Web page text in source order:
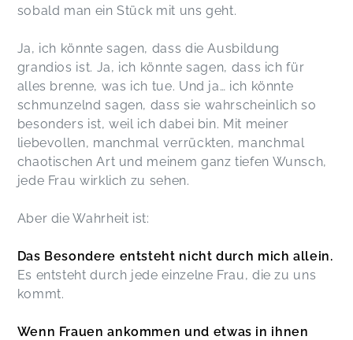
sobald man ein Stück mit uns geht.
Ja, ich könnte sagen, dass die Ausbildung
grandios ist. Ja, ich könnte sagen, dass ich für
alles brenne, was ich tue. Und ja… ich könnte
schmunzelnd sagen, dass sie wahrscheinlich so
besonders ist, weil ich dabei bin. Mit meiner
liebevollen, manchmal verrückten, manchmal
chaotischen Art und meinem ganz tiefen Wunsch,
jede Frau wirklich zu sehen.
Aber die Wahrheit ist:
Das Besondere entsteht nicht durch mich allein.
Es entsteht durch jede einzelne Frau, die zu uns
kommt.
Wenn Frauen ankommen und etwas in ihnen